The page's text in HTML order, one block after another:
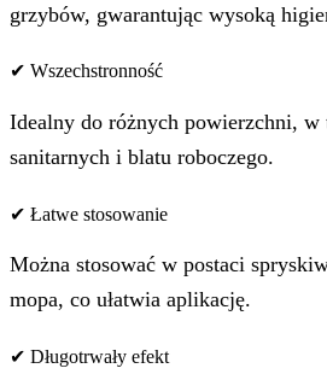
grzybów, gwarantując wysoką
✔ Wszechstronność
Idealny do różnych powierzchni, w
sanitarnych i blatu roboczego.
✔ Łatwe stosowanie
Można stosować w postaci
mopa, co ułatwia aplikację.
✔ Długotrwały efekt